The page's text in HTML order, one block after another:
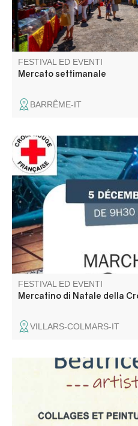
FESTIVAL ED EVENTI
Mercato settimanale
BARRÊME-IT
Participez aux actions de la
et venez rencontrer l'équipe
affaires sur le marché avant
FESTIVAL ED EVENTI
Mercatino di Natale della
VILLARS-COLMARS-IT
Venez découvrir les collages